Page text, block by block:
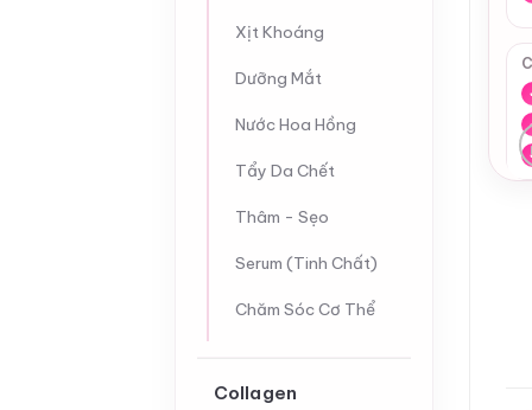
Xịt Khoáng
Dưỡng Mắt
Nước Hoa Hồng
Tẩy Da Chết
Thâm - Sẹo
Serum (Tinh Chất)
Chăm Sóc Cơ Thể
Collagen